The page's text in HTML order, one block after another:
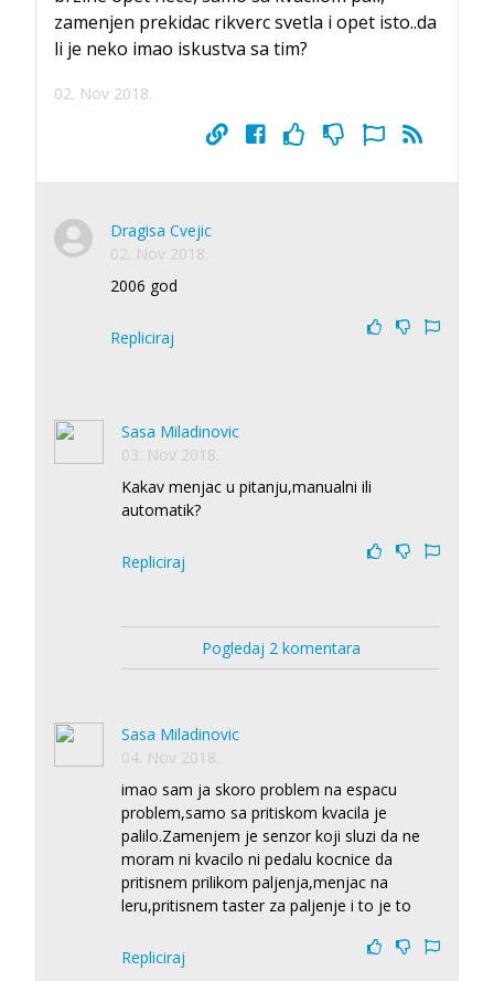
zamenjen prekidac rikverc svetla i opet isto..da
li je neko imao iskustva sa tim?
02. Nov 2018.
Dragisa Cvejic
02. Nov 2018.
2006 god
Repliciraj
Sasa Miladinovic
03. Nov 2018.
Kakav menjac u pitanju,manualni ili
automatik?
Repliciraj
Pogledaj 2 komentara
Sasa Miladinovic
04. Nov 2018.
imao sam ja skoro problem na espacu
problem,samo sa pritiskom kvacila je
palilo.Zamenjem je senzor koji sluzi da ne
moram ni kvacilo ni pedalu kocnice da
pritisnem prilikom paljenja,menjac na
leru,pritisnem taster za paljenje i to je to
Repliciraj